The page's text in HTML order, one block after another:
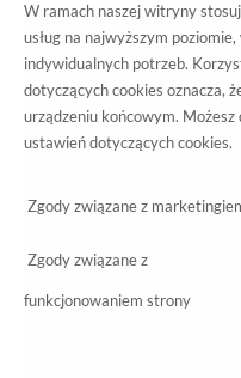
W ramach naszej witryny
usług na najwyższym
indywidualnych potrzeb.
dotyczących cookies oznacza,
urządzeniu końcowym.
ustawień dotyczących cookies.
Zgody związane z
Zgody związane z
funkcjonowaniem strony